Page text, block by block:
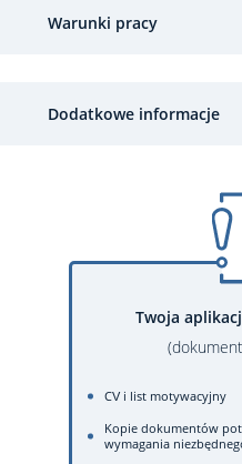
Warunki pracy
Dodatkowe informacje
Twoja
CV i list motywacyjny
Kopie dokumentów
wymagania